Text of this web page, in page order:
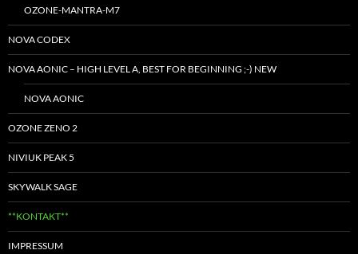
OZONE-MANTRA-M7
NOVA CODEX
NOVA AONIC – HIGH LEVEL A, BEST FOR BEGINNING ;-) NEW
NOVA AONIC
OZONE ZENO 2
NIVIUK PEAK 5
SKYWALK SAGE
**KONTAKT**
IMPRESSUM